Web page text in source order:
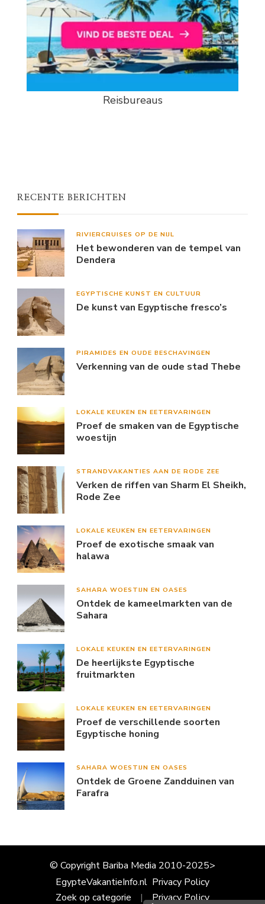
Reisbureaus
RECENTE BERICHTEN
RIVIERCRUISES OP DE NIJL
Het bewonderen van de tempel van
Dendera
EGYPTISCHE KUNST EN CULTUUR
De kunst van Egyptische fresco’s
PIRAMIDES EN OUDE BESCHAVINGEN
Verkenning van de oude stad Thebe
LOKALE KEUKEN EN EETERVARINGEN
Proef de smaken van de Egyptische
woestijn
STRANDVAKANTIES AAN DE RODE ZEE
Verken de riffen van Sharm El Sheikh,
Rode Zee
LOKALE KEUKEN EN EETERVARINGEN
Proef de exotische smaak van
halawa
SAHARA WOESTIJN EN OASES
Ontdek de kameelmarkten van de
Sahara
LOKALE KEUKEN EN EETERVARINGEN
De heerlijkste Egyptische
fruitmarkten
LOKALE KEUKEN EN EETERVARINGEN
Proef de verschillende soorten
Egyptische honing
SAHARA WOESTIJN EN OASES
Ontdek de Groene Zandduinen van
Farafra
© Copyright Bariba Media 2010-2025>
EgypteVakantieInfo.nl Privacy Policy
Zoek op categorie
Privacy Policy